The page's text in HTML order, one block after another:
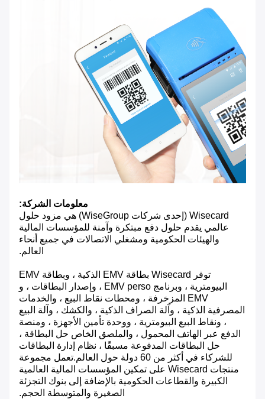
معلومات الشركة:
Wisecard (إحدى شركات WiseGroup) هي مزود حلول
عالمي يقدم حلول دفع مبتكرة وآمنة للمؤسسات المالية
والهيئات الحكومية ومشغلي الاتصالات في جميع أنحاء
العالم.
توفر Wisecard بطاقة EMV الذكية ، وبطاقة EMV
البيومترية ، وبرنامج EMV perso ، وإصدار البطاقات ، و
EMV المزخرفة ، ومحطات نقاط البيع ، والخدمات
المصرفية الذكية ، وآلة الصراف الذكية ، والكشك ، وآلة البيع
، ونقاط البيع البيومترية ، ووحدة تأمين الأجهزة ، ومنصة
الدفع عبر الهاتف المحمول ، والملصق الخاص حل البطاقة ،
حل البطاقات المدفوعة مسبقًا ، نظام إدارة البطاقات
للشركاء في أكثر من 60 دولة حول العالم.تعمل مجموعة
منتجات Wisecard على تمكين المؤسسات المالية العالمية
الكبيرة والقطاعات الحكومية بالإضافة إلى بنوك التجزئة
الصغيرة والمتوسطة الحجم.